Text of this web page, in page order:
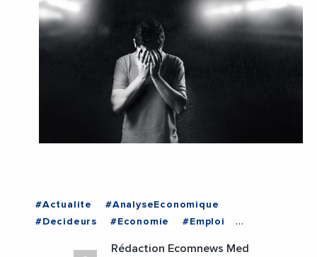
#Actualite
#AnalyseEconomique
#Decideurs
#Economie
#Emploi
Rédaction Ecomnews Med